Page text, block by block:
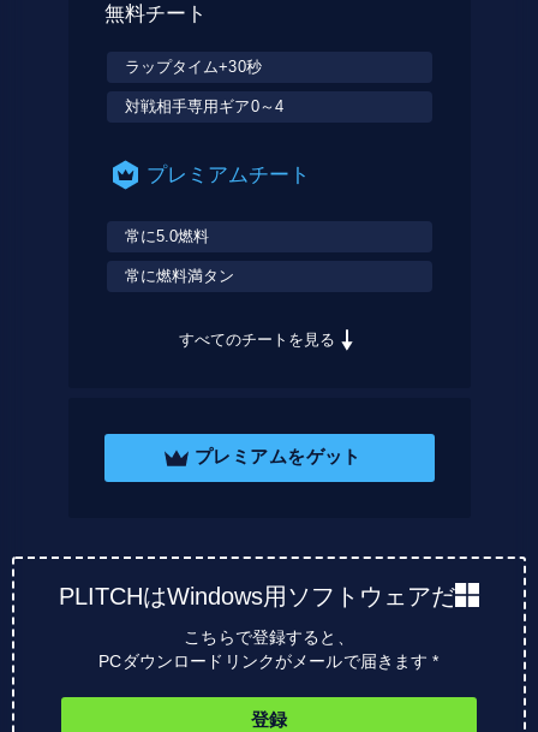
無料チート
ラップタイム+30秒
対戦相手専用ギア0～4
プレミアムチート
常に5.0燃料
常に燃料満タン
すべてのチートを見る
プレミアムをゲット
PLITCHはWindows用ソフトウェアだ
こちらで登録すると、
PCダウンロードリンクがメールで届きます *
登録